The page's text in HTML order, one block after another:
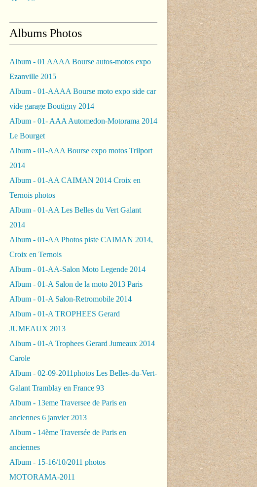
Albums Photos
Album - 01 AAAA Bourse autos-motos expo
Ezanville 2015
Album - 01-AAAA Bourse moto expo side car
vide garage Boutigny 2014
Album - 01- AAA Automedon-Motorama 2014
Le Bourget
Album - 01-AAA Bourse expo motos Trilport
2014
Album - 01-AA CAIMAN 2014 Croix en
Ternois photos
Album - 01-AA Les Belles du Vert Galant
2014
Album - 01-AA Photos piste CAIMAN 2014,
Croix en Ternois
Album - 01-AA-Salon Moto Legende 2014
Album - 01-A Salon de la moto 2013 Paris
Album - 01-A Salon-Retromobile 2014
Album - 01-A TROPHEES Gerard
JUMEAUX 2013
Album - 01-A Trophees Gerard Jumeaux 2014
Carole
Album - 02-09-2011photos Les Belles-du-Vert-
Galant Tramblay en France 93
Album - 13eme Traversee de Paris en
anciennes 6 janvier 2013
Album - 14ème Traversée de Paris en
anciennes
Album - 15-16/10/2011 photos
MOTORAMA-2011